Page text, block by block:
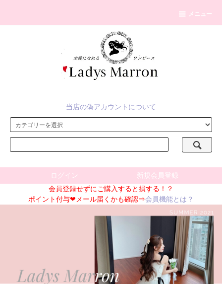
メニュー
当店の偽アカウントについて
ログイン
新規会員登録
会員登録せずにご購入すると損する！？
ポイント付与❤メール届くかも確認⇒会員機能とは？